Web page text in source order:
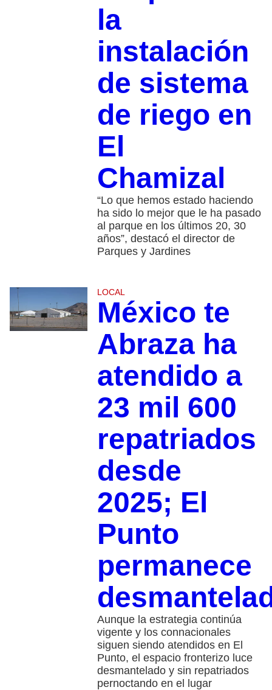
la
instalación
de sistema
de riego en
El
Chamizal
“Lo que hemos estado haciendo
ha sido lo mejor que le ha pasado
al parque en los últimos 20, 30
años”, destacó el director de
Parques y Jardines
LOCAL
México te
Abraza ha
atendido a
23 mil 600
repatriados
desde
2025; El
Punto
permanece
Aunque la estrategia continúa
vigente y los connacionales
siguen siendo atendidos en El
Punto, el espacio fronterizo luce
desmantelado y sin repatriados
pernoctando en el lugar